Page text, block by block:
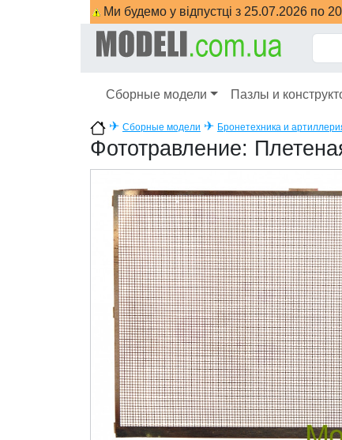
Ми будемо у відпустці з 25.07.2026 по
Сборные модели Пазлы и
✈ Сборные модели ✈ Бронетехника и
Фототравление: